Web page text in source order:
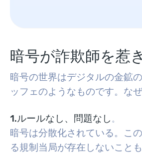
暗号が詐欺師を惹
暗号の世界はデジタルの金鉱
ッフェのようなものです。な
1.ルールなし、問題なし 。
暗号は分散化されている。こ
る規制当局が存在しないこと